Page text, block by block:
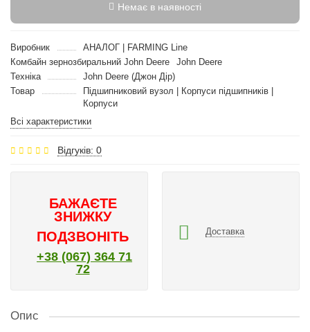
Немає в наявності
Виробник
АНАЛОГ | FARMING Line
Комбайн зернозбиральний John Deere
John Deere
Техніка
John Deere (Джон Дір)
Товар
Підшипниковий вузол | Корпуси підшипників |
Корпуси
Всі характеристики
Відгуків: 0
БАЖАЄТЕ
ЗНИЖКУ
ПОДЗВОНІТЬ
+38 (067) 364 71
72
Доставка
Опис